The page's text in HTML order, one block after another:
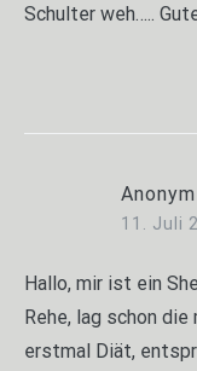
Schulter weh…..
Anonym
11. Juli
Hallo, mir ist ein
Rehe, lag schon
erstmal Diät,